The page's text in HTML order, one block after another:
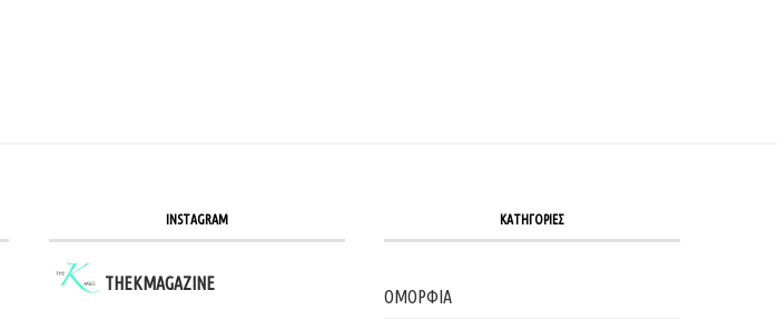
INSTAGRAM
THEKMAGAZINE
ΚΑΤΗΓΟΡΙΕΣ
ΟΜΟΡΦΙΑ